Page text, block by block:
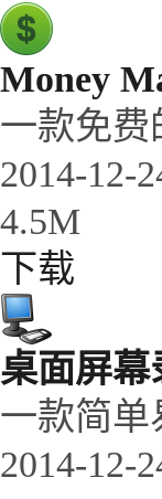
Money
一款免费
2014-12-
4.5M
下载
桌面屏幕
一款简单
2014-12-